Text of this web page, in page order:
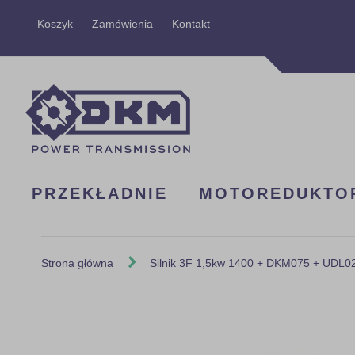
Koszyk Zamówienia KontaktPrzejdź
PRZEKŁADNIE
Strona główna Silnik 3F 1,5kw 1400 + DKM075 +